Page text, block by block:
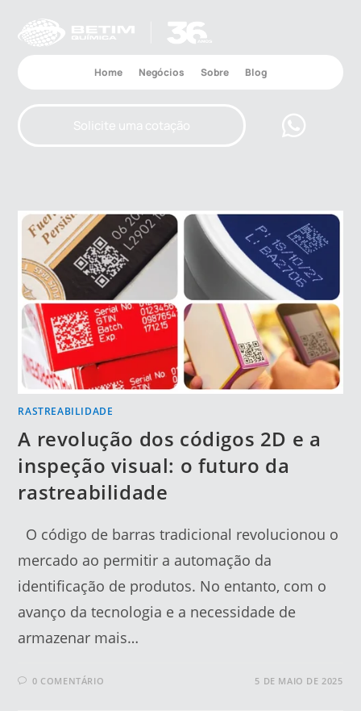
Home Negócios Sobre Blog
Solicite uma cotação
RASTREABILIDADE
A revolução dos códigos 2D e a
inspeção visual: o futuro da
rastreabilidade
O código de barras tradicional revolucionou o
mercado ao permitir a automação da
identificação de produtos. No entanto, com o
avanço da tecnologia e a necessidade de
armazenar mais…
0 COMENTÁRIO 5 DE MAIO DE 2025